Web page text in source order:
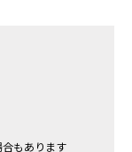
もあります